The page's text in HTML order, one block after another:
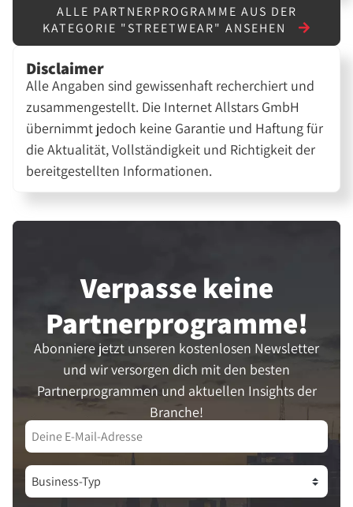
ALLE PARTNERPROGRAMME AUS DER
KATEGORIE "STREETWEAR" ANSEHEN
Disclaimer
Alle Angaben sind gewissenhaft recherchiert und
zusammengestellt. Die Internet Allstars GmbH
übernimmt jedoch keine Garantie und Haftung für
die Aktualität, Vollständigkeit und Richtigkeit der
bereitgestellten Informationen.
Verpasse keine
Partner­programme!
Abonniere jetzt unseren kostenlosen Newsletter
und wir versorgen dich mit den besten
Partnerprogrammen und aktuellen Insights der
Branche!